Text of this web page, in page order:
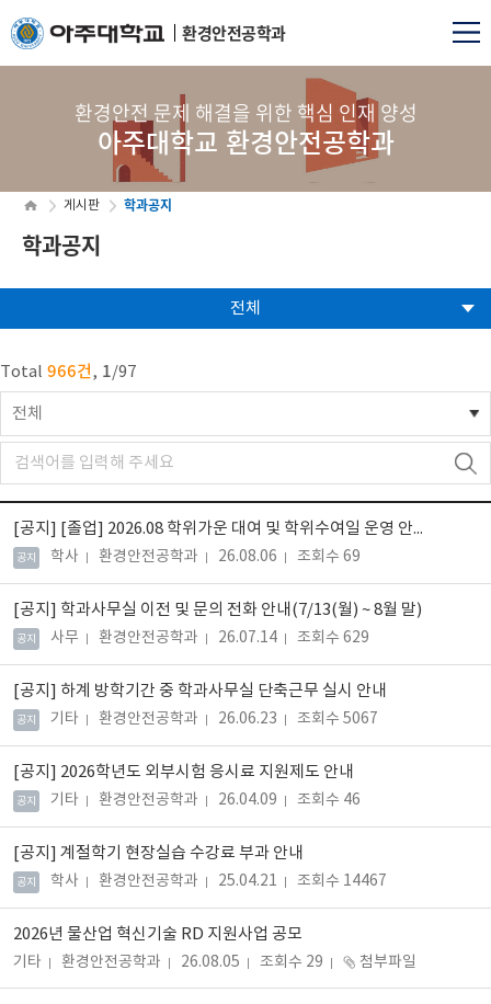
환경안전공학과
환경안전 문제 해결을 위한 핵심 인재 양성
아주대학교 환경안전공학과
게시판 학과공지
학과공지
전체
Total 966건, 1/97
전체
[공지] [졸업] 2026.08 학위가운 대여 및 학위수여일 운영 안내
공지 학사 환경안전공학과 26.08.06 조회수 69
[공지] 학과사무실 이전 및 문의 전화 안내(7/13(월) ~ 8월 말)
공지 사무 환경안전공학과 26.07.14 조회수 629
[공지] 하계 방학기간 중 학과사무실 단축근무 실시 안내
공지 기타 환경안전공학과 26.06.23 조회수 5067
[공지] 2026학년도 외부시험 응시료 지원제도 안내
공지 기타 환경안전공학과 26.04.09 조회수 46
[공지] 계절학기 현장실습 수강료 부과 안내
공지 학사 환경안전공학과 25.04.21 조회수 14467
2026년 물산업 혁신기술 RD 지원사업 공모
기타 환경안전공학과 26.08.05 조회수 29 첨부파일